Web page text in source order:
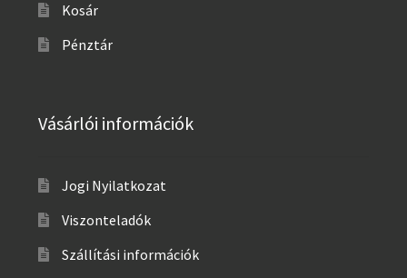
Kosár
Pénztár
Vásárlói információk
Jogi Nyilatkozat
Viszonteladók
Szállítási információk